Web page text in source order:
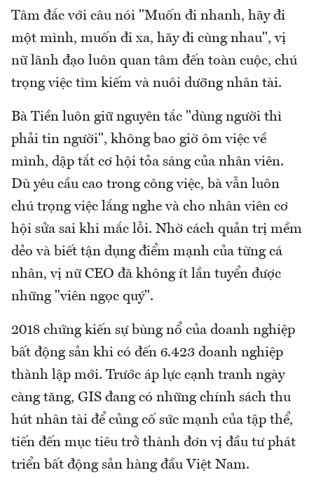
Tâm đắc với câu nói "Muốn đi nhanh, hãy đi
một mình, muốn đi xa, hãy đi cùng nhau", vị
nữ lãnh đạo luôn quan tâm đến toàn cuộc, chú
trọng việc tìm kiếm và nuôi dưỡng nhân tài.
Bà Tiền luôn giữ nguyên tắc "dùng người thì
phải tin người", không bao giờ ôm việc về
mình, dập tắt cơ hội tỏa sáng của nhân viên.
Dù yêu cầu cao trong công việc, bà vẫn luôn
chú trọng việc lắng nghe và cho nhân viên cơ
hội sửa sai khi mắc lỗi. Nhờ cách quản trị mềm
dẻo và biết tận dụng điểm mạnh của từng cá
nhân, vị nữ CEO đã không ít lần tuyển được
những "viên ngọc quý".
2018 chứng kiến sự bùng nổ của doanh nghiệp
bất động sản khi có đến 6.423 doanh nghiệp
thành lập mới. Trước áp lực cạnh tranh ngày
càng tăng, GIS đang có những chính sách thu
hút nhân tài để củng cố sức mạnh của tập thể,
tiến đến mục tiêu trở thành đơn vị đầu tư phát
triển bất động sản hàng đầu Việt Nam.